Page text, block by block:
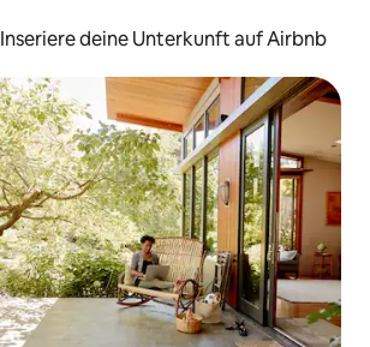
Inseriere deine Unterkunft auf Airbnb